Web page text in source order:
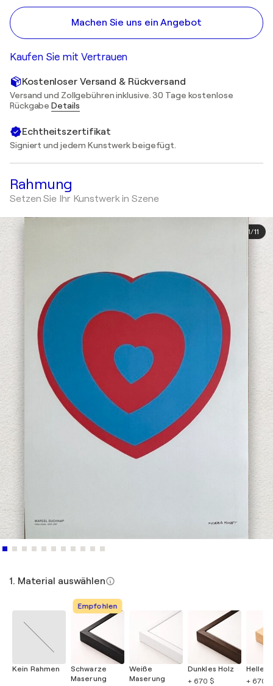
Machen Sie uns ein Angebot
Kaufen Sie mit Vertrauen
Kostenloser Versand & Rückversand
Versand und Zollgebühren inklusive. 30 Tage kostenlose
RückgabeDetails
Echtheitszertifikat
Signiert und jedem Kunstwerk beigefügt.
Rahmung
Setzen Sie Ihr Kunstwerk in Szene
1/11
1. Material auswählen
Kein Rahmen
Empfohlen
Schwarze
Maserung
Weiße
Maserung
Dunkles Holz
+ 670 $
Helles
+ 670 $